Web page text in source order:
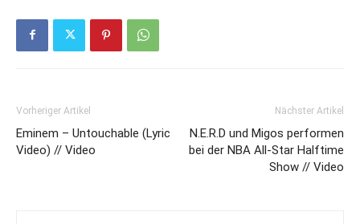
Vorheriger Artikel
Eminem – Untouchable (Lyric
Video) // Video
Nächster Artikel
N.E.R.D und Migos performen
bei der NBA All-Star Halftime
Show // Video